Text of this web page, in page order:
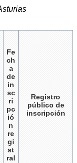
Fe
ch
a
de
in
sc
ri
pc
ió
n
re
gi
st
ral
Registro
público de
inscripción